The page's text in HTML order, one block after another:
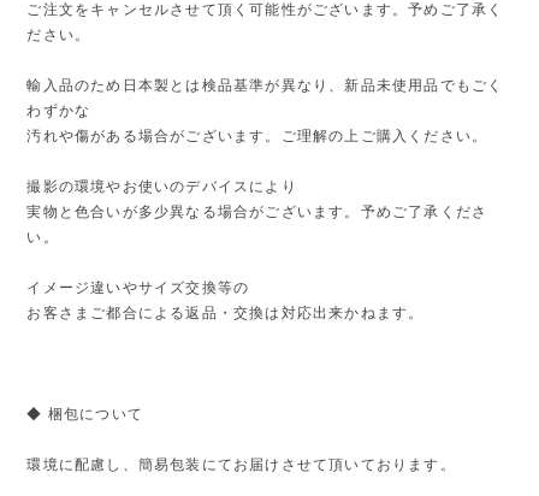
ご注文をキャンセルさせて頂く可能性がございます。予めご了承く
ださい。
輸入品のため日本製とは検品基準が異なり、新品未使用品でもごく
わずかな
汚れや傷がある場合がございます。ご理解の上ご購入ください。
撮影の環境やお使いのデバイスにより
実物と色合いが多少異なる場合がございます。予めご了承くださ
い。
イメージ違いやサイズ交換等の
お客さまご都合による返品・交換は対応出来かねます。
◆ 梱包について
環境に配慮し、簡易包装にてお届けさせて頂いております。